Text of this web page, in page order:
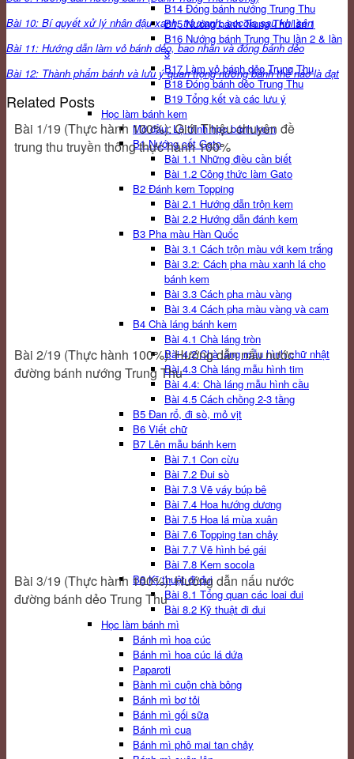
B14 Đóng bánh nướng Trung Thu
B15 Nướng bánh Trung Thu lần 1
B16 Nướng bánh Trung Thu lần 2 & lần
3
B17 Làm vỏ bánh dẻo Trung Thu
B18 Đóng bánh dẻo Trung Thu
B19 Tổng kết và các lưu ý
Học làm bánh kem
Mở đầu: Lộ trình học bánh kem
B1 Nướng cốt Gato
Bài 1.1 Những điều cần biết
Bài 1.2 Công thức làm Gato
B2 Đánh kem Topping
Bài 2.1 Hướng dẫn trộn kem
Bài 2.2 Hướng dẫn đánh kem
B3 Pha màu Hàn Quốc
Bài 3.1 Cách trộn màu với kem trắng
Bài 3.2: Cách pha màu xanh lá cho
bánh kem
Bài 3.3 Cách pha màu vàng
Bài 3.4 Cách pha màu vàng và cam
B4 Chà láng bánh kem
Bài 4.1 Chà láng tròn
Bài 4.2 Chà láng mẫu hình chữ nhật
Bài 4.3 Chà láng mẫu hình tim
Bài 4.4: Chà láng mẫu hình cầu
Bài 4.5 Cách chồng 2-3 tầng
B5 Đan rổ, đi sò, mỏ vịt
B6 Viết chữ
B7 Lên mẫu bánh kem
Bài 7.1 Con cừu
Bài 7.2 Đui sò
Bài 7.3 Vẽ váy búp bê
Bài 7.4 Hoa hướng dương
Bài 7.5 Hoa lá mùa xuân
Bài 7.6 Topping tan chảy
Bài 7.7 Vẽ hình bé gái
Bài 7.8 Kem socola
B8 Kĩ thuật đi đui
Bài 8.1 Tổng quan các loai đui
Bài 8.2 Kỹ thuật đi đui
Học làm bánh mì
Bánh mì hoa cúc
Bánh mì hoa cúc lá dứa
Paparoti
Bành mì cuộn chà bông
Bánh mì bơ tỏi
Bánh mì gối sữa
Bánh mì cua
Bánh mì phô mai tan chảy
Bài 10: Bí quyết xử lý nhân đậu xanh, trà xanh, socola sau khi sên
Bài 11: Hướng dẫn làm vỏ bánh dẻo, bao nhân và đóng bánh dẻo
Bài 12: Thành phẩm bánh và lưu ý quan trọng nướng bánh thế nào là đạt
Related Posts
Bài 1/19 (Thực hành 100%): Giới Thiệu chuyên đề
trung thu truyền thông thực hành 100%
Bài 2/19 (Thực hành 100%): Hướng dẫn nấu nước
đường bánh nướng Trung Thu
Bài 3/19 (Thực hành 100%): Hướng dẫn nấu nước
đường bánh dẻo Trung Thu